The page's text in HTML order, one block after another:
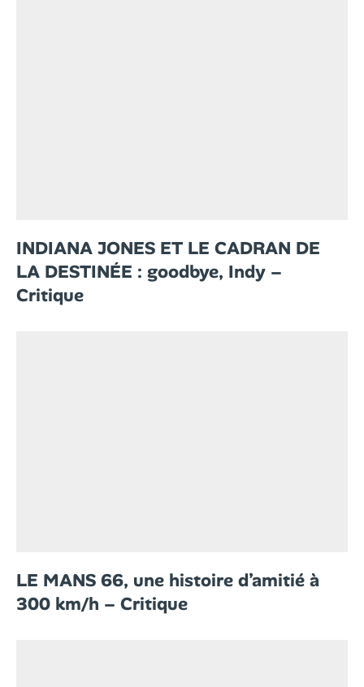
INDIANA JONES ET LE CADRAN DE
LA DESTINÉE : goodbye, Indy –
Critique
LE MANS 66, une histoire d’amitié à
300 km/h – Critique